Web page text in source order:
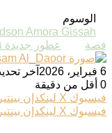
الوسوم
Amora Gissah
قصة
عطور جديدة ٢٠٢٦
6 فبراير، 2026
آخر تحديث: 6
0 أقل من دقيقة
فيسبوك ‫X لينكدإن
فيسبوك ‫X لينكدإن